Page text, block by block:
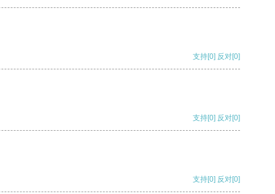
支持[0] 反对[0]
支持[0] 反对[0]
支持[0] 反对[0]